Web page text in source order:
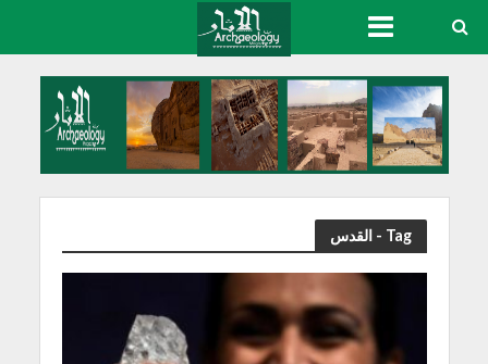
Tag - القدس